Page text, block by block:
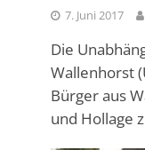
7. Juni 2017
Die
Wallenhorst
Bürger aus
und Hollage